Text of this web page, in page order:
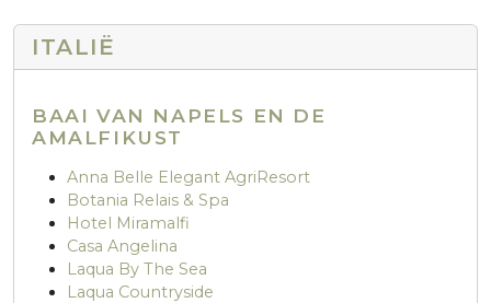
ITALIË
BAAI VAN NAPELS EN DE
AMALFIKUST
Anna Belle Elegant AgriResort
Botania Relais & Spa
Hotel Miramalfi
Casa Angelina
Laqua By The Sea
Laqua Countryside